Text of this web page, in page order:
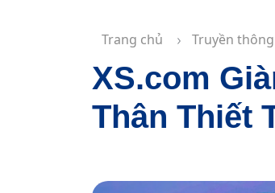
Trang chủ Truyền thông
XS.com
Thân Thiết